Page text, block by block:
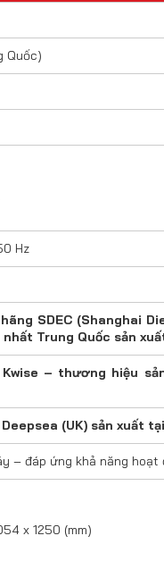
Quốc)
Hz
SDEC (Shanghai
Trung Quốc sản
Kwise – thương hiệu
(UK) sản xuất
– đáp ứng khả năng hoạt
x 1250 (mm)